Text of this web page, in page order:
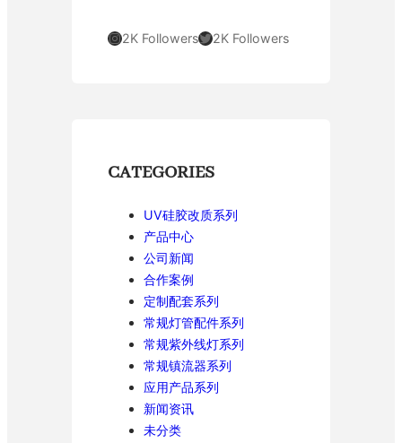
Instagram 2K FollowersTwitter 2K Followers
CATEGORIES
UV硅胶改质系列
产品中心
公司新闻
合作案例
定制配套系列
常规灯管配件系列
常规紫外线灯系列
常规镇流器系列
应用产品系列
新闻资讯
未分类